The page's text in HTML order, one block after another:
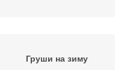
Груши на зиму